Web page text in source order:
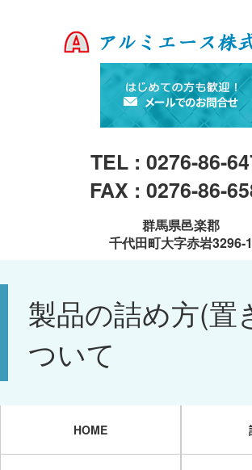
TEL : 0276-86-
FAX : 0276-86-
群馬県邑楽郡
千代田町大字赤岩3296-1
製品の詰め方(置
ついて
HOME